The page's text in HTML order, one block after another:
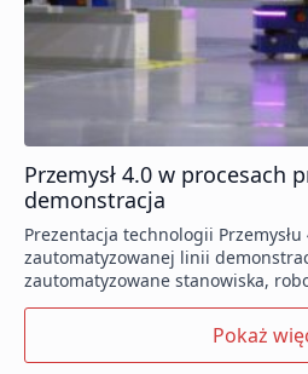
Pokaż
Przemysł 4.0 w procesach
demonstracja
Prezentacja technologii
zautomatyzowanej linii
zautomatyzowane stanowiska,